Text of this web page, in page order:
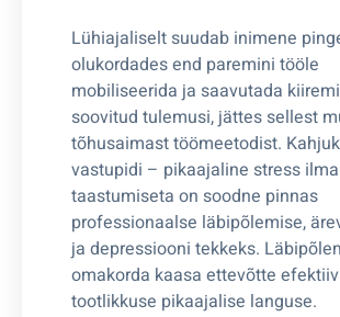
Lühiajaliselt suudab inimene
olukordades end paremini tööle
mobiliseerida ja saavutada
soovitud tulemusi, jättes sellest
tõhusaimast töömeetodist.
vastupidi – pikaajaline stress
taastumiseta on soodne pinnas
professionaalse läbipõlemise,
ja depressiooni tekkeks.
omakorda kaasa ettevõtte
tootlikkuse pikaajalise languse.